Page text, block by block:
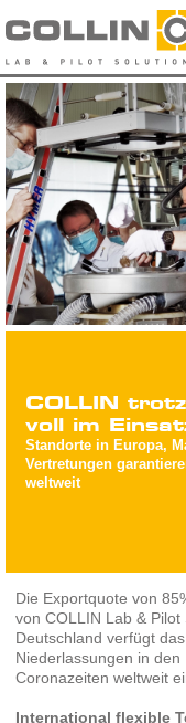
COLLIN
voll im
Standorte in Europa,
Vertretungen
weltweit
Die Exportquote von
von COLLIN Lab &
Deutschland verfügt
Niederlassungen in den
Coronazeiten weltweit
International flexible